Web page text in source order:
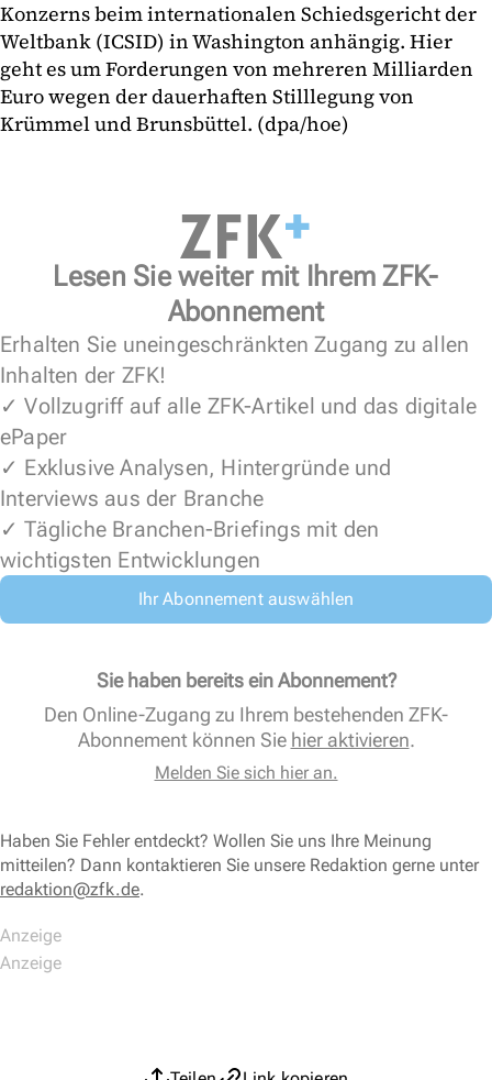
Konzerns beim internationalen Schiedsgericht der
Weltbank (ICSID) in Washington anhängig. Hier
geht es um Forderungen von mehreren Milliarden
Euro wegen der dauerhaften Stilllegung von
Krümmel und Brunsbüttel. (dpa/hoe)
Lesen Sie weiter mit Ihrem ZFK-
Abonnement
Erhalten Sie uneingeschränkten Zugang zu allen
Inhalten der ZFK!
✓ Vollzugriff auf alle ZFK-Artikel und das digitale
ePaper
✓ Exklusive Analysen, Hintergründe und
Interviews aus der Branche
✓ Tägliche Branchen-Briefings mit den
wichtigsten Entwicklungen
Ihr Abonnement auswählen
Sie haben bereits ein Abonnement?
Den Online-Zugang zu Ihrem bestehenden ZFK-
Abonnement können Sie hier aktivieren.
Melden Sie sich hier an.
Haben Sie Fehler entdeckt? Wollen Sie uns Ihre Meinung
mitteilen? Dann kontaktieren Sie unsere Redaktion gerne unter
redaktion@zfk.de.